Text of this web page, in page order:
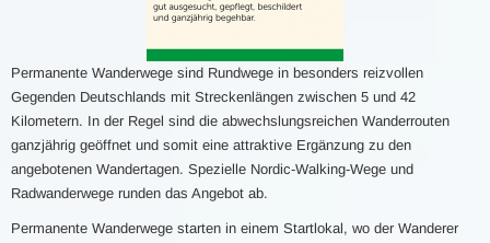
Permanente Wanderwege sind Rundwege in besonders reizvollen
Gegenden Deutschlands mit Streckenlängen zwischen 5 und 42
Kilometern. In der Regel sind die abwechslungsreichen Wanderrouten
ganzjährig geöffnet und somit eine attraktive Ergänzung zu den
angebotenen Wandertagen. Spezielle Nordic-Walking-Wege und
Radwanderwege runden das Angebot ab.
Permanente Wanderwege starten in einem Startlokal, wo der Wanderer